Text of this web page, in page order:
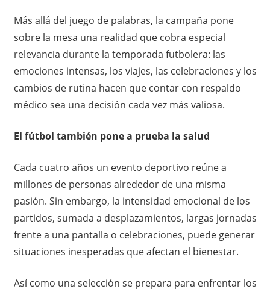
Más allá del juego de palabras, la campaña pone
sobre la mesa una realidad que cobra especial
relevancia durante la temporada futbolera: las
emociones intensas, los viajes, las celebraciones y los
cambios de rutina hacen que contar con respaldo
médico sea una decisión cada vez más valiosa.
El fútbol también pone a prueba la salud
Cada cuatro años un evento deportivo reúne a
millones de personas alrededor de una misma
pasión. Sin embargo, la intensidad emocional de los
partidos, sumada a desplazamientos, largas jornadas
frente a una pantalla o celebraciones, puede generar
situaciones inesperadas que afectan el bienestar.
Así como una selección se prepara para enfrentar los